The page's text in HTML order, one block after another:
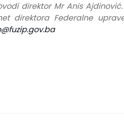
direktor Mr Anis Ajdinović.
direktora Federalne